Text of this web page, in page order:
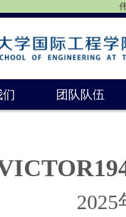
团队队伍